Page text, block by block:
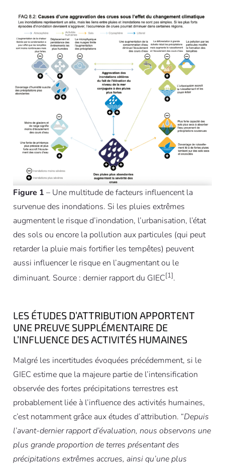
Figure 1 – Une multitude de facteurs influencent la
survenue des inondations. Si les pluies extrêmes
augmentent le risque d’inondation, l’urbanisation, l’état
des sols ou encore la pollution aux particules (qui peut
retarder la pluie mais fortifier les tempêtes) peuvent
aussi influencer le risque en l’augmentant ou le
diminuant. Source : dernier rapport du GIEC[1].
LES ÉTUDES D’ATTRIBUTION APPORTENT
UNE PREUVE SUPPLÉMENTAIRE DE
L’INFLUENCE DES ACTIVITÉS HUMAINES
Malgré les incertitudes évoquées précédemment, si le
GIEC estime que la majeure partie de l’intensification
observée des fortes précipitations terrestres est
probablement liée à l’influence des activités humaines,
c’est notamment grâce aux études d’attribution. “Depuis
l’avant-dernier rapport d’évaluation, nous observons une
plus grande proportion de terres présentant des
précipitations extrêmes accrues, ainsi qu’une plus